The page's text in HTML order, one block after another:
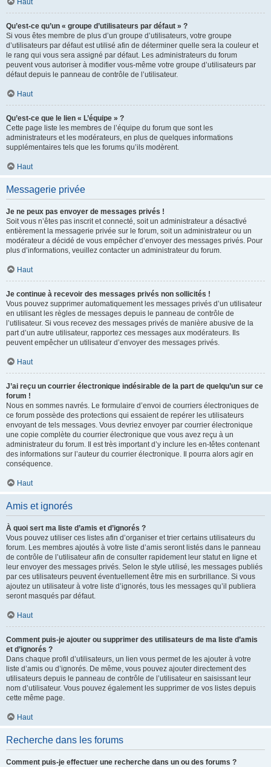
Haut
Qu’est-ce qu’un « groupe d’utilisateurs par défaut » ?
Si vous êtes membre de plus d’un groupe d’utilisateurs, votre groupe
d’utilisateurs par défaut est utilisé afin de déterminer quelle sera la couleur et
le rang qui vous sera assigné par défaut. Les administrateurs du forum
peuvent vous autoriser à modifier vous-même votre groupe d’utilisateurs par
défaut depuis le panneau de contrôle de l’utilisateur.
Haut
Qu’est-ce que le lien « L’équipe » ?
Cette page liste les membres de l’équipe du forum que sont les
administrateurs et les modérateurs, en plus de quelques informations
supplémentaires tels que les forums qu’ils modèrent.
Haut
Messagerie privée
Je ne peux pas envoyer de messages privés !
Soit vous n’êtes pas inscrit et connecté, soit un administrateur a désactivé
entièrement la messagerie privée sur le forum, soit un administrateur ou un
modérateur a décidé de vous empêcher d’envoyer des messages privés. Pour
plus d’informations, veuillez contacter un administrateur du forum.
Haut
Je continue à recevoir des messages privés non sollicités !
Vous pouvez supprimer automatiquement les messages privés d’un utilisateur
en utilisant les règles de messages depuis le panneau de contrôle de
l’utilisateur. Si vous recevez des messages privés de manière abusive de la
part d’un autre utilisateur, rapportez ces messages aux modérateurs. Ils
peuvent empêcher un utilisateur d’envoyer des messages privés.
Haut
J’ai reçu un courrier électronique indésirable de la part de quelqu’un sur ce
forum !
Nous en sommes navrés. Le formulaire d’envoi de courriers électroniques de
ce forum possède des protections qui essaient de repérer les utilisateurs
envoyant de tels messages. Vous devriez envoyer par courrier électronique
une copie complète du courrier électronique que vous avez reçu à un
administrateur du forum. Il est très important d’y inclure les en-têtes contenant
des informations sur l’auteur du courrier électronique. Il pourra alors agir en
conséquence.
Haut
Amis et ignorés
À quoi sert ma liste d’amis et d’ignorés ?
Vous pouvez utiliser ces listes afin d’organiser et trier certains utilisateurs du
forum. Les membres ajoutés à votre liste d’amis seront listés dans le panneau
de contrôle de l’utilisateur afin de consulter rapidement leur statut en ligne et
leur envoyer des messages privés. Selon le style utilisé, les messages publiés
par ces utilisateurs peuvent éventuellement être mis en surbrillance. Si vous
ajoutez un utilisateur à votre liste d’ignorés, tous les messages qu’il publiera
seront masqués par défaut.
Haut
Comment puis-je ajouter ou supprimer des utilisateurs de ma liste d’amis
et d’ignorés ?
Dans chaque profil d’utilisateurs, un lien vous permet de les ajouter à votre
liste d’amis ou d’ignorés. De même, vous pouvez ajouter directement des
utilisateurs depuis le panneau de contrôle de l’utilisateur en saisissant leur
nom d’utilisateur. Vous pouvez également les supprimer de vos listes depuis
cette même page.
Haut
Recherche dans les forums
Comment puis-je effectuer une recherche dans un ou des forums ?